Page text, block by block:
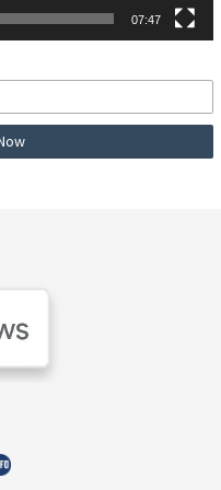
07:47